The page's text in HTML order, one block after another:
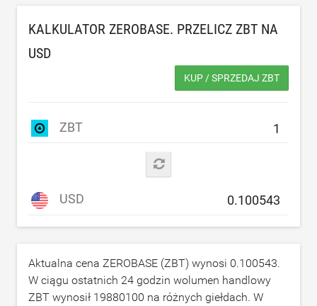
KALKULATOR ZEROBASE. PRZELICZ ZBT NA
USD
KUP / SPRZEDAJ ZBT
ZBT
USD
Aktualna cena ZEROBASE (ZBT) wynosi 0.100543.
W ciągu ostatnich 24 godzin wolumen handlowy
ZBT wynosił 19880100 na różnych giełdach. W